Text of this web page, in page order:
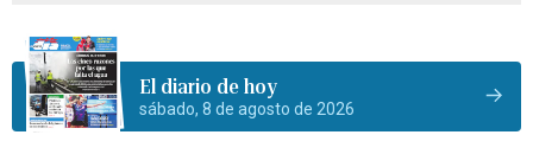
El diario de hoy
sábado, 8 de agosto de 2026